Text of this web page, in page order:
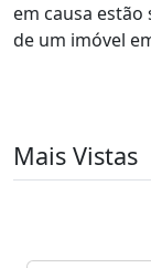
em causa
de um imóvel
Mais Vistas